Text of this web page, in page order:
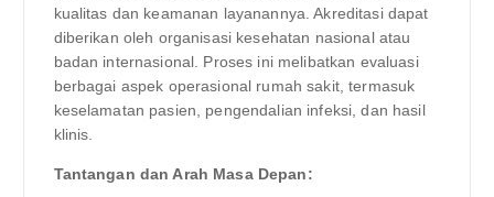
kualitas dan keamanan layanannya. Akreditasi dapat
diberikan oleh organisasi kesehatan nasional atau
badan internasional. Proses ini melibatkan evaluasi
berbagai aspek operasional rumah sakit, termasuk
keselamatan pasien, pengendalian infeksi, dan hasil
klinis.
Tantangan dan Arah Masa Depan: